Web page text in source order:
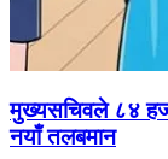
मुख्यसचिवले ८४
नयाँ तलबमान